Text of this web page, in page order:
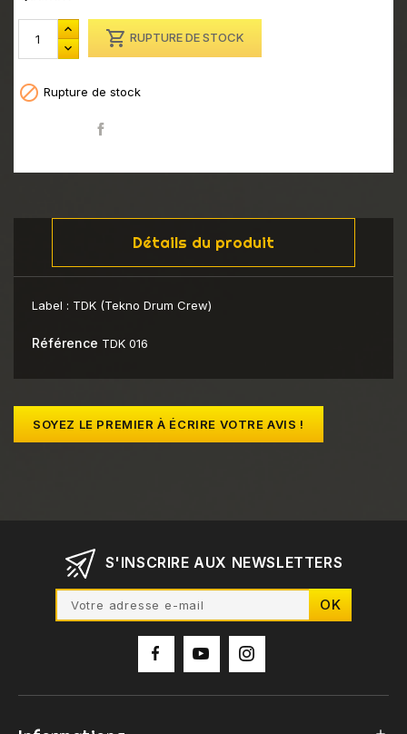
 RUPTURE DE STOCK
 Rupture de stock
Détails du produit
Label : TDK (Tekno Drum Crew)
Référence TDK 016
SOYEZ LE PREMIER À ÉCRIRE VOTRE AVIS !
S'INSCRIRE AUX NEWSLETTERS